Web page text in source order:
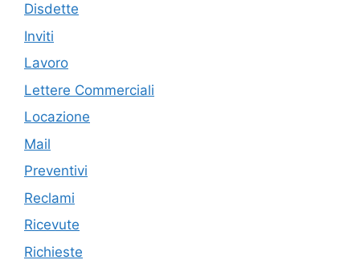
Disdette
Inviti
Lavoro
Lettere Commerciali
Locazione
Mail
Preventivi
Reclami
Ricevute
Richieste